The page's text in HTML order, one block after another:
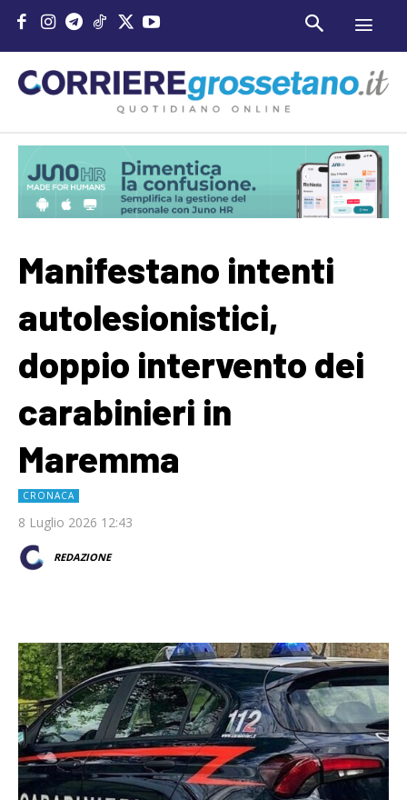
Manifestano intenti
autolesionistici,
doppio intervento dei
carabinieri in
Maremma
CRONACA
8 Luglio 2026 12:43
REDAZIONE